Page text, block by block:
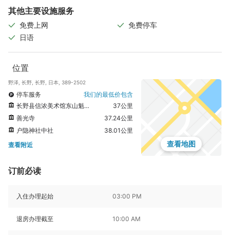
其他主要设施服务
免费上网
免费停车
日语
位置
野泽, 长野, 长野, 日本, 389-2502
停车服务
我们的最低价包含
长野县信浓美术馆东山魁廟画廊
37公里
善光寺
37.24公里
户隐神社中社
38.01公里
查看附近
查看地图
订前必读
入住办理起始 03:00 PM
退房办理截至 10:00 AM